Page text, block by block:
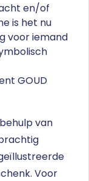
en/of
is het nu
voor iemand
GOUD
van
Voor